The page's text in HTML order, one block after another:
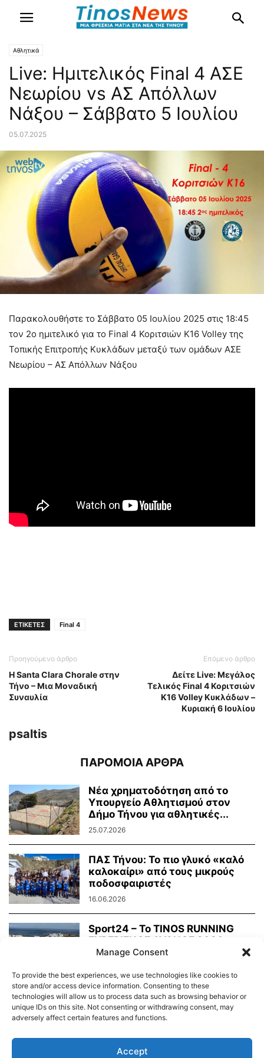
Αθλητικά
Live: Ημιτελικός Final 4 ΑΣΕ
Νεωρίου vs ΑΣ Απόλλων
Νάξου – Σάββατο 5 Ιουλίου
05.07.2025
Παρακολουθήστε τo Σάββατο 05 Ιουλίου 2025 στις 18:45
τον 2ο ημιτελικό για το Final 4 Κοριτσιών Κ16 Volley της
Τοπικής Επιτροπής Κυκλάδων μεταξύ των ομάδων ΑΣΕ
Νεωρίου – ΑΣ Απόλλων Νάξου
ΕΤΙΚΕΤΕΣ Final 4
Προηγούμενο άρθρο
Η Santa Clara Chorale στην
Τήνο – Μια Μοναδική
Συναυλία
Επόμενο άρθρο
Δείτε Live: Μεγάλος
Τελικός Final 4 Κοριτσιών
Κ16 Volley Κυκλάδων –
Κυριακή 6 Ιουλίου
psaltis
ΠΑΡΟΜΟΙΑ ΑΡΘΡΑ
Νέα χρηματοδότηση από το
Υπουργείο Αθλητισμού στον
Δήμο Τήνου για αθλητικές...
25.07.2026
ΠΑΣ Τήνου: Το πιο γλυκό «καλό
καλοκαίρι» από τους μικρούς
ποδοσφαιριστές
16.06.2026
Sport24 – To TINOS RUNNING
EXPERIENCE AVANCE 2026
απέδειξε ότι η...
Δημοτικό Λιμενικό Ταμείο Τήνου – Άνδρου
Manage Consent
To provide the best experiences, we use technologies like cookies to
store and/or access device information. Consenting to these
technologies will allow us to process data such as browsing behavior or
unique IDs on this site. Not consenting or withdrawing consent, may
adversely affect certain features and functions.
Accept